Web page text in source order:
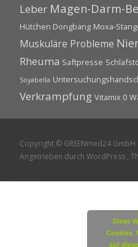
Leber Magen-Darm-
Hütchen Dongbang Moxa-
Muskuläre Probleme
Rheuma Saftpresse
Soyabella
Verkrampfung Vitamix 0
Copyright © GREENmed24 GmbH
Angetrieben durch WordPress ,
Diese
Cookies.
auf